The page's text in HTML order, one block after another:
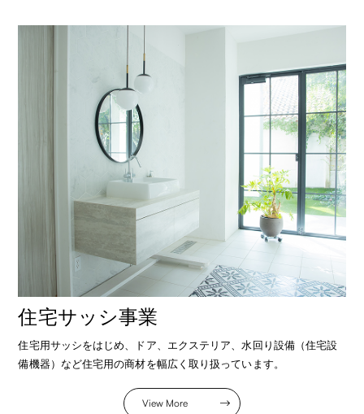
住宅サッシ事業
住宅用サッシをはじめ、ドア、エクステリア、水回り設備（住宅設
備機器）など住宅用の商材を幅広く取り扱っています。
View More